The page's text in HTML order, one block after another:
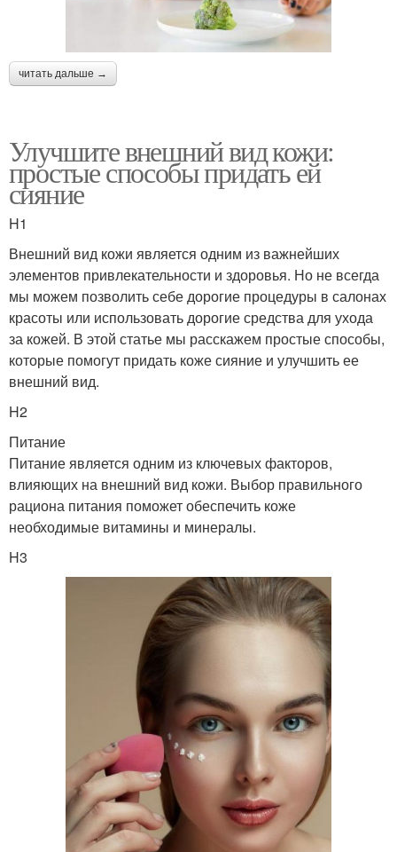
читать дальше →
Улучшите внешний вид кожи:
простые способы придать ей
сияние
H1
Внешний вид кожи является одним из важнейших
элементов привлекательности и здоровья. Но не всегда
мы можем позволить себе дорогие процедуры в салонах
красоты или использовать дорогие средства для ухода
за кожей. В этой статье мы расскажем простые способы,
которые помогут придать коже сияние и улучшить ее
внешний вид.
H2
Питание
Питание является одним из ключевых факторов,
влияющих на внешний вид кожи. Выбор правильного
рациона питания поможет обеспечить коже
необходимые витамины и минералы.
H3